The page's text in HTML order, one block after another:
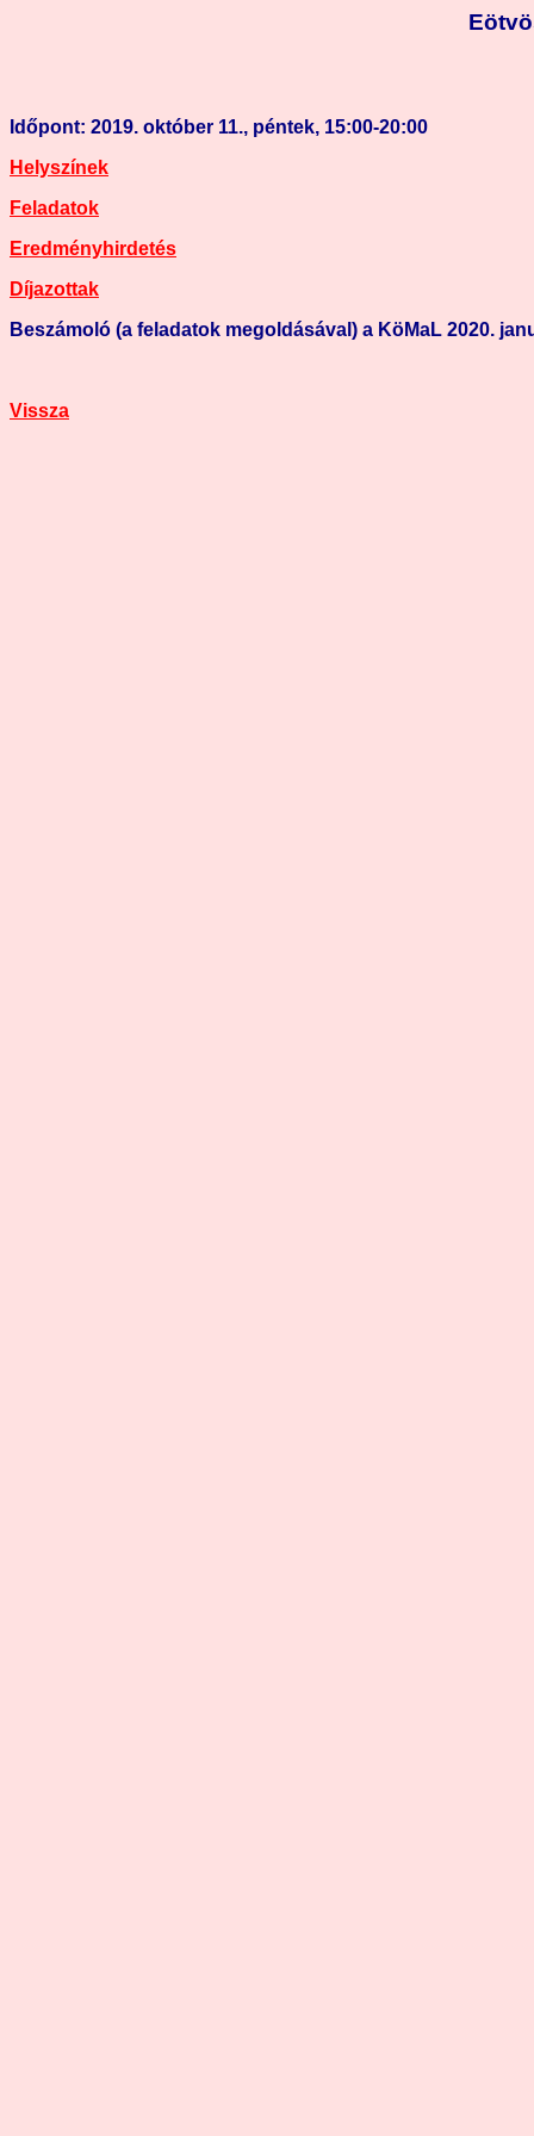
Időpont: 2019. október 11., péntek, 15:00-20:00
Helyszínek
Feladatok
Eredményhirdetés
Díjazottak
Beszámoló (a feladatok megoldásával) a KöMaL 2020.
Vissza